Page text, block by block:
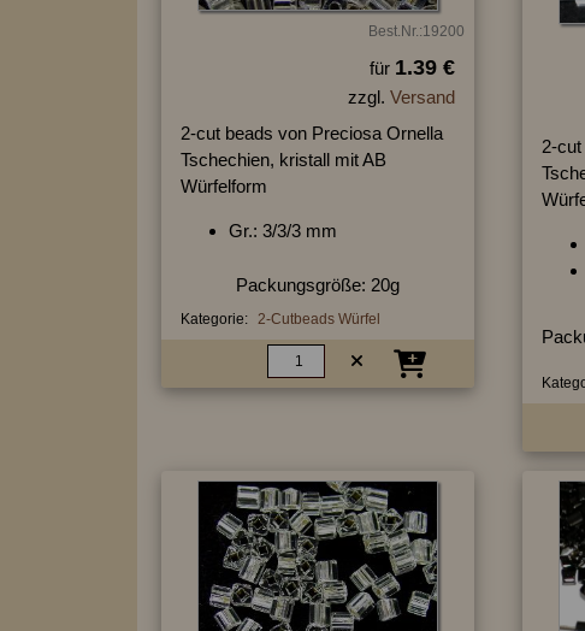
Best.Nr.:19200
für 1.39 €
zzgl. Versand
2-cut beads von Preciosa Ornella
Tschechien, kristall mit AB
Würfelform
Gr.: 3/3/3 mm
Packungsgröße: 20g
Kategorie: 2-Cutbeads Würfel
2-